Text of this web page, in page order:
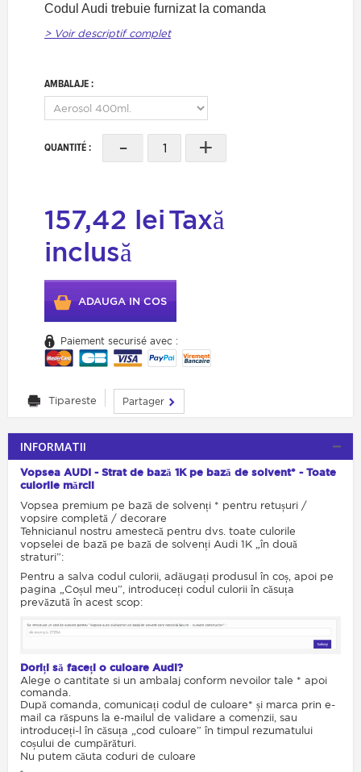
Codul Audi trebuie furnizat la comanda
> Voir descriptif complet
AMBALAJE :
QUANTITÉ : - +
157,42 leiTaxă
inclusă
ADAUGA IN COS
Paiement securisé avec :
Tipareste Partager
INFORMATII
Vopsea AUDI - Strat de bază 1K pe bază de solvent* - Toate
culorile mărcii
Vopsea premium pe bază de solvenți * pentru retușuri /
vopsire completă / decorare
Tehnicianul nostru amestecă pentru dvs. toate culorile
vopselei de bază pe bază de solvenți Audi 1K „în două
straturi”:
Pentru a salva codul culorii, adăugați produsul în coș, apoi pe
pagina „Coșul meu”, introduceți codul culorii în căsuța
prevăzută în acest scop:
Doriți să faceți o culoare Audi?
Alege o cantitate si un ambalaj conform nevoilor tale * apoi
comanda.
După comanda, comunicați codul de culoare* și marca prin e-
mail ca răspuns la e-mailul de validare a comenzii, sau
introduceți-l în căsuța „cod culoare” în timpul rezumatului
coșului de cumpărături.
Nu putem căuta coduri de culoare